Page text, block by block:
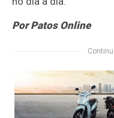
Por Patos Online